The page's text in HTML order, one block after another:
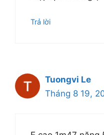
Trả lời
Tuongvi Le
Tháng 8 19,